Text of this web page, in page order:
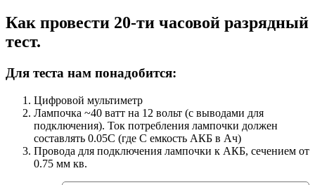
Как провести 20-ти часовой разрядный
тест.
Для теста нам понадобится:
Цифровой мультиметр
Лампочка ~40 ватт на 12 вольт (с выводами для
подключения). Ток потребления лампочки должен
составлять 0.05С (где С емкость АКБ в Ач)
Провода для подключения лампочки к АКБ, сечением от
0.75 мм кв.